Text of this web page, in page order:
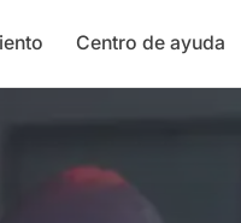
Centro de ayuda